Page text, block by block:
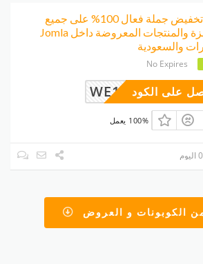
رمز تخفيض جملة فعال 100% على جميع
الأجهزة والمنتجات المعروضة داخل Jomla
والسعودية
No Expires
WE14 على الكود
100% يعمل
الكوبونات و العروض